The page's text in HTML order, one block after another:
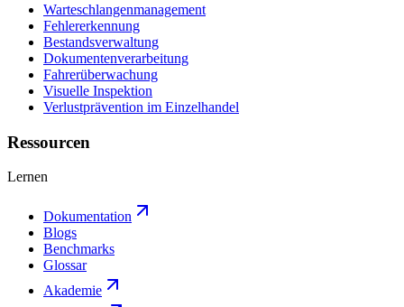
Warteschlangenmanagement
Fehlererkennung
Bestandsverwaltung
Dokumentenverarbeitung
Fahrerüberwachung
Visuelle Inspektion
Verlustprävention im Einzelhandel
Ressourcen
Lernen
Dokumentation
Blogs
Benchmarks
Glossar
Akademie